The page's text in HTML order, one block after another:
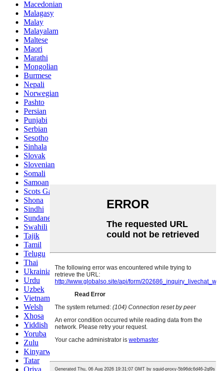
Macedonian
Malagasy
Malay
Malayalam
Maltese
Maori
Marathi
Mongolian
Burmese
Nepali
Norwegian
Pashto
Persian
Punjabi
Serbian
Sesotho
Sinhala
Slovak
Slovenian
Somali
Samoan
Scots Gaelic
Shona
Sindhi
Sundanese
Swahili
Tajik
Tamil
Telugu
Thai
Ukrainian
Urdu
Uzbek
Vietnamese
Welsh
Xhosa
Yiddish
Yoruba
Zulu
Kinyarwanda
Tatar